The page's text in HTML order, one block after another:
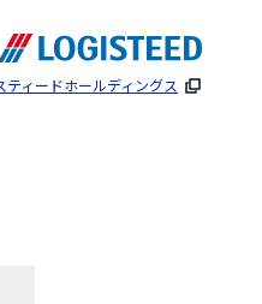
ティードホールディングス